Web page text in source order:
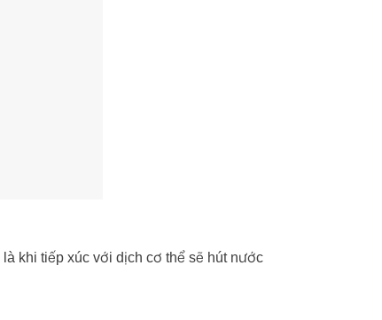
khi tiếp xúc với dịch cơ thể sẽ hút nước